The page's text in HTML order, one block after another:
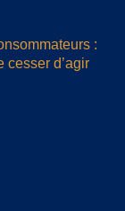
:
cesser d’agir